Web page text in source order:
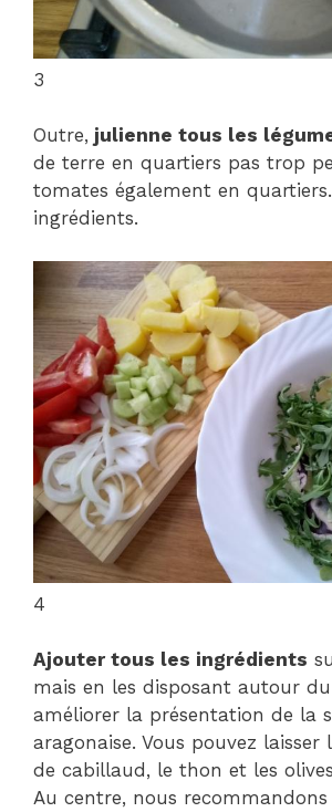
3
Outre, julienne tous les
de terre en quartiers pas trop
tomates également en quartiers.
ingrédients.
4
Ajouter tous les ingrédients
mais en les disposant autour
améliorer la présentation de la
aragonaise. Vous pouvez laisser
de cabillaud, le thon et les
Au centre, nous